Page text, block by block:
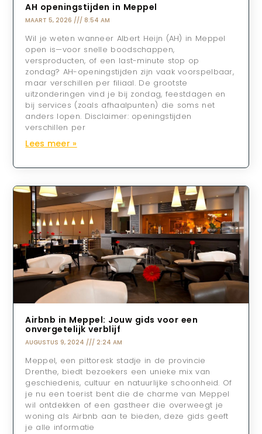
AH openingstijden in Meppel
MAART 5, 2026 8:54 AM
Wil je weten wanneer Albert Heijn (AH) in Meppel
open is—voor snelle boodschappen,
versproducten, of een last-minute stop op
zondag? AH-openingstijden zijn vaak voorspelbaar,
maar verschillen per filiaal. De grootste
uitzonderingen vind je bij zondag, feestdagen en
bij services (zoals afhaalpunten) die soms net
anders lopen. Disclaimer: openingstijden
verschillen per
Lees meer »
Airbnb in Meppel: Jouw gids voor een
onvergetelijk verblijf
AUGUSTUS 9, 2024 2:24 AM
Meppel, een pittoresk stadje in de provincie
Drenthe, biedt bezoekers een unieke mix van
geschiedenis, cultuur en natuurlijke schoonheid. Of
je nu een toerist bent die de charme van Meppel
wil ontdekken of een gastheer die overweegt je
woning als Airbnb aan te bieden, deze gids geeft
je alle informatie